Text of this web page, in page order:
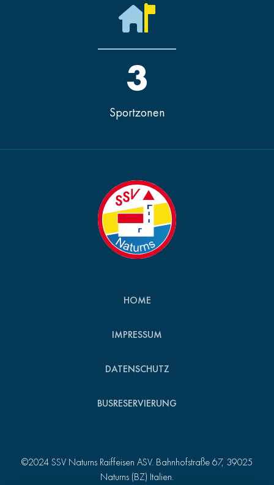
Sportzonen
3
HOME
IMPRESSUM
DATENSCHUTZ
BUSRESERVIERUNG
©2024 SSV Naturns Raiffeisen ASV. Bahnhofstraße 67, 39025
Naturns (BZ) Italien.